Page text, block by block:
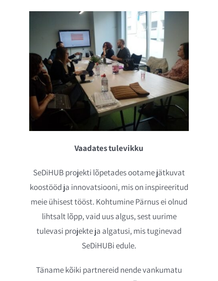
Vaadates tulevikku
SeDiHUB projekti lõpetades ootame jätkuvat
koostööd ja innovatsiooni, mis on inspireeritud
meie ühisest tööst. Kohtumine Pärnus ei olnud
lihtsalt lõpp, vaid uus algus, sest uurime
tulevasi projekte ja algatusi, mis tuginevad
SeDiHUBi edule.
Täname kõiki partnereid nende vankumatu